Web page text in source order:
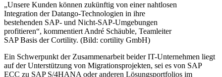
„Unsere Kunden können zukünftig von einer nahtlosen
Integration der Datango-Technologien in ihre
bestehenden SAP- und Nicht-SAP-Umgebungen
profitieren“, kommentiert André Schäuble, Teamleiter
SAP Basis der Cortility. (Bild: cortility GmbH)
Ein Schwerpunkt der Zusammenarbeit beider IT-Unternehmen liegt
auf der Unterstützung von Migrationsprojekten, sei es von SAP
ECC zu SAP S/4HANA oder anderen Lösungsportfolios im